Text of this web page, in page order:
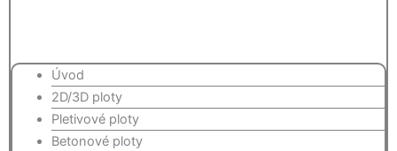
Úvod
2D/3D ploty
Pletivové ploty
Betonové ploty